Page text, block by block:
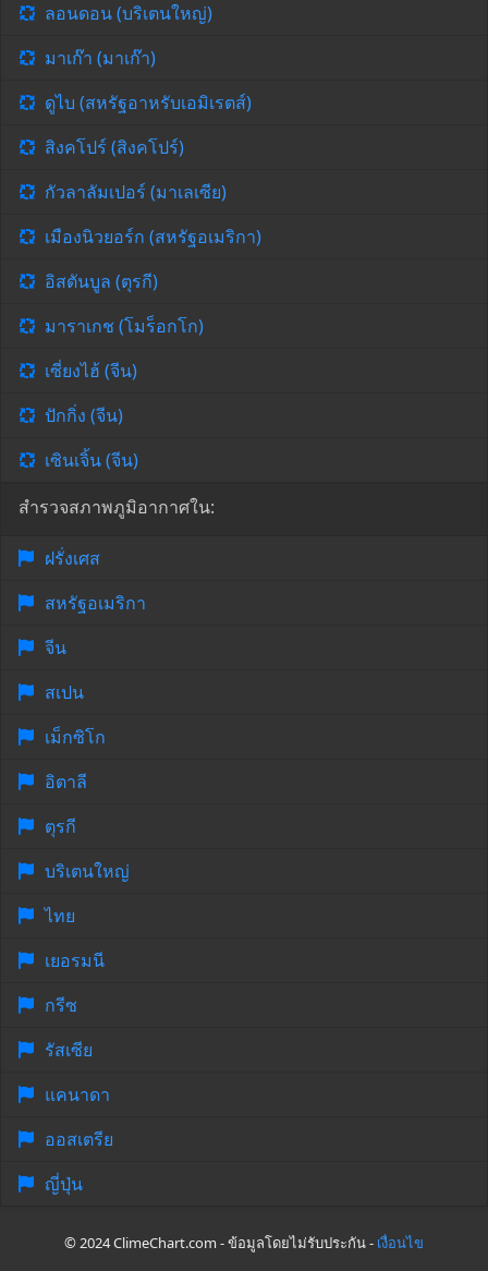
ลอนดอน (บริเตนใหญ่)
มาเก๊า (มาเก๊า)
ดูไบ (สหรัฐอาหรับเอมิเรตส์)
สิงคโปร์ (สิงคโปร์)
กัวลาลัมเปอร์ (มาเลเซีย)
เมืองนิวยอร์ก (สหรัฐอเมริกา)
อิสตันบูล (ตุรกี)
มาราเกช (โมร็อกโก)
เซี่ยงไฮ้ (จีน)
ปักกิ่ง (จีน)
เซินเจิ้น (จีน)
สำรวจสภาพภูมิอากาศใน:
ฝรั่งเศส
สหรัฐอเมริกา
จีน
สเปน
เม็กซิโก
อิตาลี
ตุรกี
บริเตนใหญ่
ไทย
เยอรมนี
กรีซ
รัสเซีย
แคนาดา
ออสเตรีย
ญี่ปุ่น
© 2024 ClimeChart.com - ข้อมูลโดยไม่รับประกัน - เงื่อนไข